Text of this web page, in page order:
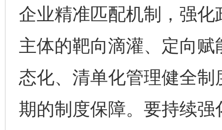
企业精准匹配机制，强
主体的靶向滴灌、定向
态化、清单化管理健全
期的制度保障。要持续